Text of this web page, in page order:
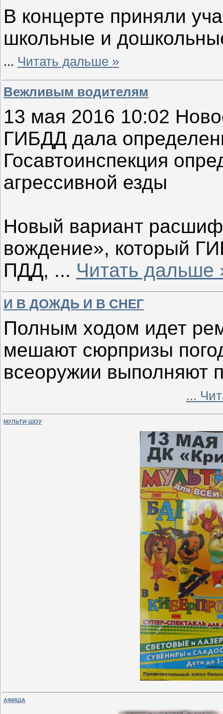
В концерте приняли
школьные и
... Читать дальше »
Вежливым водителям
13 мая 2016 10:02
ГИБДД дала
Госавтоинспекция
агрессивной езды
Новый вариант
вождение», который
ПДД, ... Читать дальше
И В ДОЖДЬ И В СНЕГ
Полным ходом идет
мешают сюрпризы
всеоружии выполняют
...
МУЛЬТИ-ШОУ
АФИША